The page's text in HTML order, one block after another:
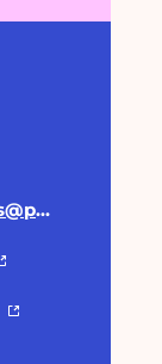
DAC-bibliotheque.batignolles@paris.fr